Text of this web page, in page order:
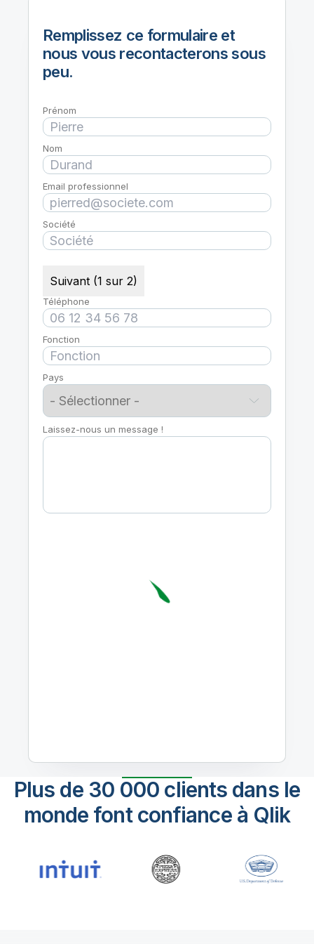
Remplissez ce formulaire et
nous vous recontacterons sous
peu.
Prénom
Nom
Email professionnel
Société
Suivant (1 sur 2)
Téléphone
Fonction
Pays
Laissez-nous un message !
Plus de 30 000 clients dans le
monde font confiance à Qlik